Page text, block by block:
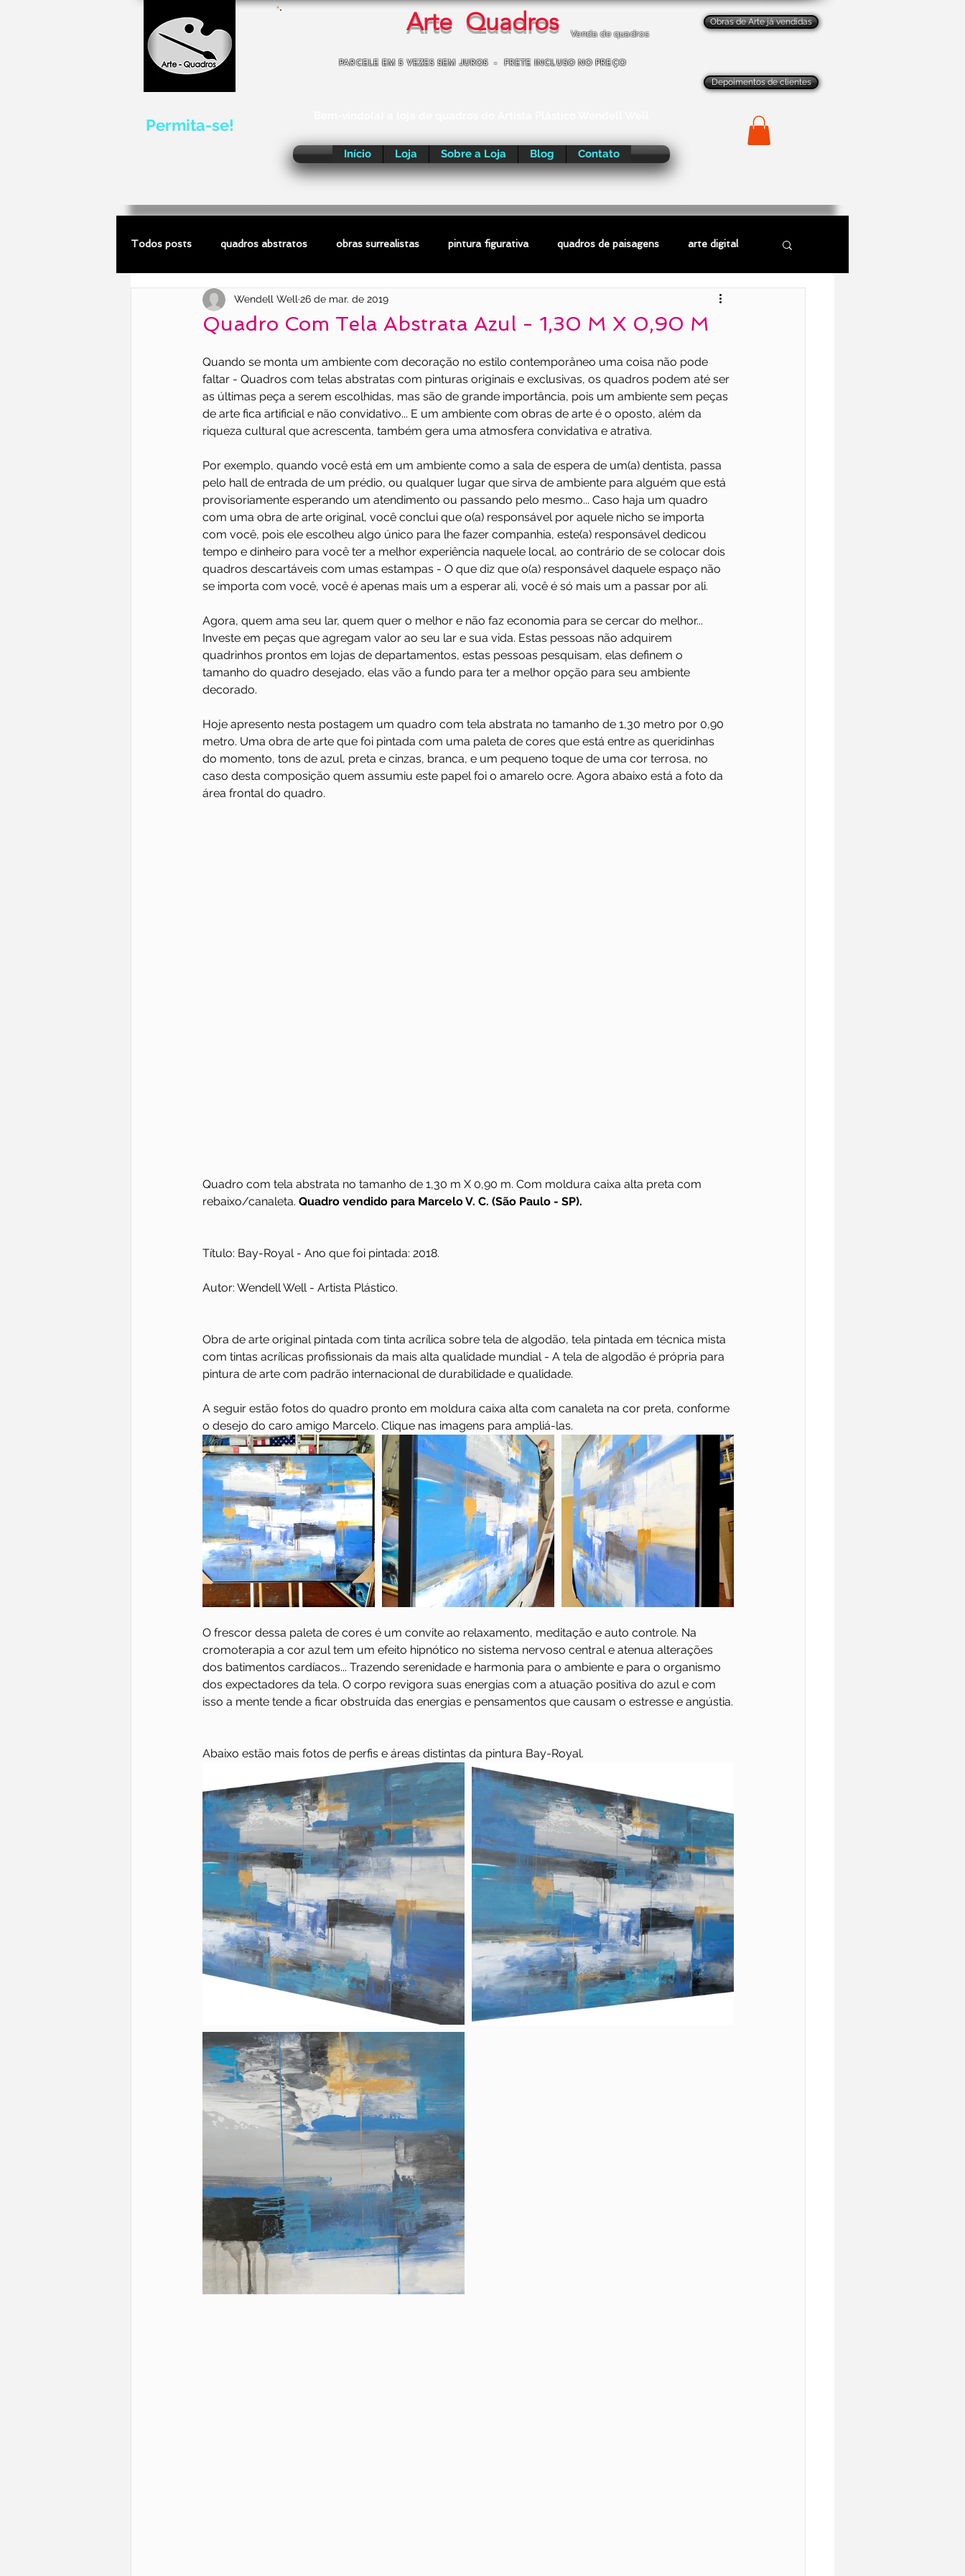
Permita-se!
Arte Quadros Venda de quadros
PARCELE EM 5 VEZES SEM JUROS - FRETE INCLUSO NO PREÇO
Início Loja Sobre a Loja Blog Contato
Obras de Arte já vendidas
Depoimentos de clientes
Todos posts quadros abstratos obras surrealistas pintura figurativa quadros de paisagens arte digital
quadros de marinhas esculturas
Quadro Com Tela Abstrata Azul - 1,30 M X 0,90 M
Wendell Well 26 de mar. de 2019
Quando se monta um ambiente com decoração no estilo contemporâneo uma coisa não pode
faltar - Quadros com telas abstratas com pinturas originais e exclusivas, os quadros podem até ser
as últimas peça a serem escolhidas, mas são de grande importância, pois um ambiente sem peças
de arte fica artificial e não convidativo... E um ambiente com obras de arte é o oposto, além da
riqueza cultural que acrescenta, também gera uma atmosfera convidativa e atrativa.
Por exemplo, quando você está em um ambiente como a sala de espera de um(a) dentista, passa
pelo hall de entrada de um prédio, ou qualquer lugar que sirva de ambiente para alguém que está
provisoriamente esperando um atendimento ou passando pelo mesmo... Caso haja um quadro
com uma obra de arte original, você conclui que o(a) responsável por aquele nicho se importa
com você, pois ele escolheu algo único para lhe fazer companhia, este(a) responsável dedicou
tempo e dinheiro para você ter a melhor experiência naquele local, ao contrário de se colocar dois
quadros descartáveis com umas estampas - O que diz que o(a) responsável daquele espaço não
se importa com você, você é apenas mais um a esperar ali, você é só mais um a passar por ali.
Agora, quem ama seu lar, quem quer o melhor e não faz economia para se cercar do melhor...
Investe em peças que agregam valor ao seu lar e sua vida. Estas pessoas não adquirem
quadrinhos prontos em lojas de departamentos, estas pessoas pesquisam, elas definem o
tamanho do quadro desejado, elas vão a fundo para ter a melhor opção para seu ambiente
decorado.
Hoje apresento nesta postagem um quadro com tela abstrata no tamanho de 1,30 metro por 0,90
metro. Uma obra de arte que foi pintada com uma paleta de cores que está entre as queridinhas
do momento, tons de azul, preta e cinzas, branca, e um pequeno toque de uma cor terrosa, no
caso desta composição quem assumiu este papel foi o amarelo ocre. Agora abaixo está a foto da
área frontal do quadro.
Quadro com tela abstrata no tamanho de 1,30 m X 0,90 m. Com moldura caixa alta preta com
rebaixo/canaleta. Quadro vendido para Marcelo V. C. (São Paulo - SP).
Título: Bay-Royal - Ano que foi pintada: 2018.
Autor: Wendell Well - Artista Plástico.
Obra de arte original pintada com tinta acrílica sobre tela de algodão, tela pintada em técnica mista
com tintas acrílicas profissionais da mais alta qualidade mundial - A tela de algodão é própria para
pintura de arte com padrão internacional de durabilidade e qualidade.
A seguir estão fotos do quadro pronto em moldura caixa alta com canaleta na cor preta, conforme
o desejo do caro amigo Marcelo. Clique nas imagens para ampliá-las.
O frescor dessa paleta de cores é um convite ao relaxamento, meditação e auto controle. Na
cromoterapia a cor azul tem um efeito hipnótico no sistema nervoso central e atenua alterações
dos batimentos cardíacos... Trazendo serenidade e harmonia para o ambiente e para o organismo
dos expectadores da tela. O corpo revigora suas energias com a atuação positiva do azul e com
isso a mente tende a ficar obstruída das energias e pensamentos que causam o estresse e angústia.
Abaixo estão mais fotos de perfis e áreas distintas da pintura Bay-Royal.